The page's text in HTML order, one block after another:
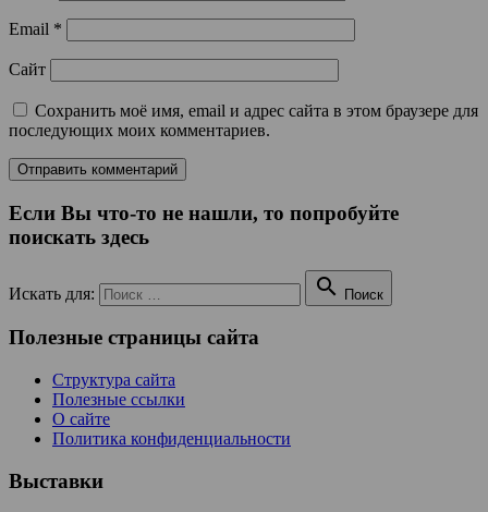
Email *
Сайт
Сохранить моё имя, email и адрес сайта в этом браузере для
последующих моих комментариев.
Если Вы что-то не нашли, то попробуйте
поискать здесь
Искать для:  Поиск
Полезные страницы сайта
Структура сайта
Полезные ссылки
О сайте
Политика конфиденциальности
Выставки